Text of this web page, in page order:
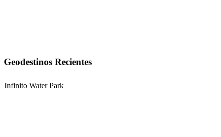
Geodestinos Recientes
Infinito Water Park